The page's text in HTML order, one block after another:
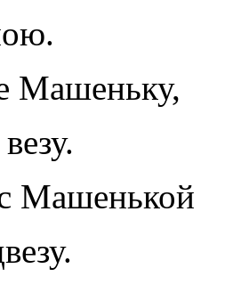
Машеньку,
Машенькой